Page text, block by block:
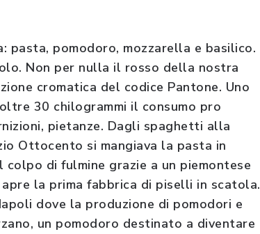
pasta, pomodoro, mozzarella e basilico.
Non per nulla il rosso della nostra
cromatica del codice Pantone. Uno
30 chilogrammi il consumo pro
pietanze. Dagli spaghetti alla
Ottocento si mangiava la pasta in
di fulmine grazie a un piemontese
la prima fabbrica di piselli in scatola.
dove la produzione di pomodori e
un pomodoro destinato a diventare